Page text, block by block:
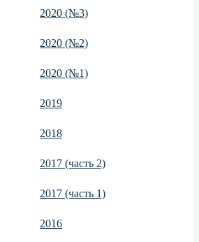
2020 (№3)
2020 (№2)
2020 (№1)
2019
2018
2017 (часть 2)
2017 (часть 1)
2016